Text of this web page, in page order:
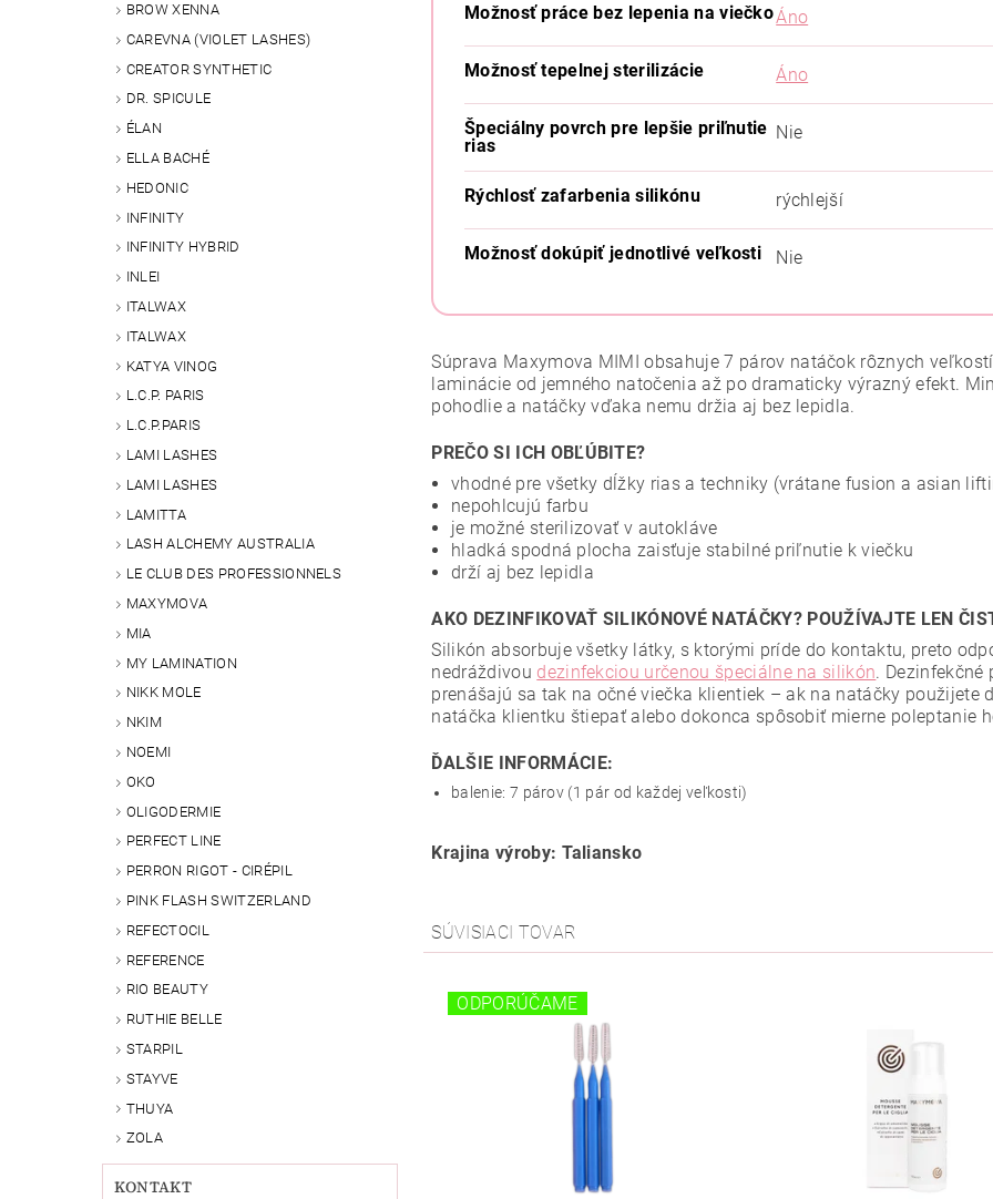
BROW XENNA
CAREVNA (VIOLET LASHES)
CREATOR SYNTHETIC
DR. SPICULE
ÉLAN
ELLA BACHÉ
HEDONIC
INFINITY
INFINITY HYBRID
INLEI
ITALWAX
ITALWAX
KATYA VINOG
L.C.P. PARIS
L.C.P.PARIS
LAMI LASHES
LAMI LASHES
LAMITTA
LASH ALCHEMY AUSTRALIA
LE CLUB DES PROFESSIONNELS
MAXYMOVA
MIA
MY LAMINATION
NIKK MOLE
NKIM
NOEMI
OKO
OLIGODERMIE
PERFECT LINE
PERRON RIGOT - CIRÉPIL
PINK FLASH SWITZERLAND
REFECTOCIL
REFERENCE
RIO BEAUTY
RUTHIE BELLE
STARPIL
STAYVE
THUYA
ZOLA
KONTAKT
Možnosť práce bez lepenia na viečkoÁno
Možnosť tepelnej sterilizácie Áno
Špeciálny povrch pre lepšie priľnutie
rias
Nie
Rýchlosť zafarbenia silikónu rýchlejší
Možnosť dokúpiť jednotlivé veľkosti Nie
Súprava Maxymova MIMI obsahuje 7 párov natáčok rôznych
laminácie od jemného natočenia až po dramaticky výrazný efekt.
pohodlie a natáčky vďaka nemu držia aj bez lepidla.
PREČO SI ICH OBĽÚBITE?
vhodné pre všetky dĺžky rias a techniky (vrátane fusion a asian
nepohlcujú farbu
je možné sterilizovať v autokláve
hladká spodná plocha zaisťuje stabilné priľnutie k viečku
drží aj bez lepidla
AKO DEZINFIKOVAŤ SILIKÓNOVÉ NATÁČKY? POUŽÍVAJTE LEN
Silikón absorbuje všetky látky, s ktorými príde do kontaktu, preto
nedráždivou dezinfekciou určenou špeciálne na silikón. Dezinfekčné
prenášajú sa tak na očné viečka klientiek – ak na natáčky použijete
natáčka klientku štiepať alebo dokonca spôsobiť mierne poleptanie
ĎALŠIE INFORMÁCIE:
balenie: 7 párov (1 pár od každej veľkosti)
Krajina výroby: Taliansko
SÚVISIACI TOVAR
ODPORÚČAME